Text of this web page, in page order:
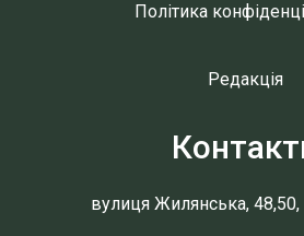
Політика
Редакція
вулиця Жилянська, 48,50,